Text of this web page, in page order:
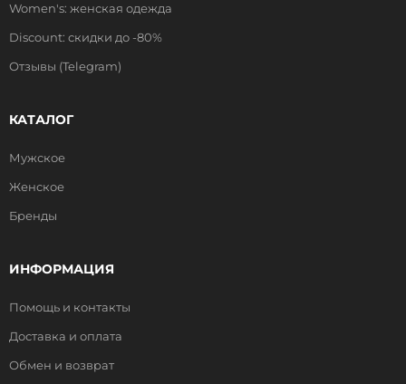
Women's: женская одежда
Discount: скидки до -80%
Отзывы (Telegram)
КАТАЛОГ
Мужское
Женское
Бренды
ИНФОРМАЦИЯ
Помощь и контакты
Доставка и оплата
Обмен и возврат